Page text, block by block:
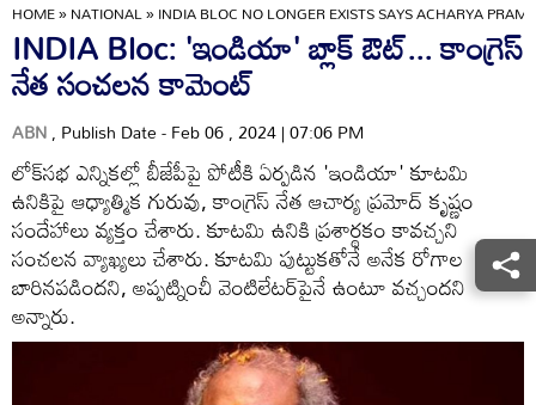
HOME»NATIONAL»INDIA BLOC NO LONGER EXISTS SAYS ACHARYA
INDIA Bloc: 'ఇండియా' బ్లాక్ ఔట్... కాంగ్రెస్
నేత సంచలన కామెంట్
ABN, Publish Date - Feb 06 , 2024 | 07:06 PM
లోక్‌సభ ఎన్నికల్లో బీజేపీపై పోటీకి ఏర్పడిన 'ఇండియా' కూటమి
ఉనికిపై ఆధ్యాత్మిక గురువు, కాంగ్రెస్ నేత ఆచార్య ప్రమోద్ కృష్ణం
సందేహాలు వ్యక్తం చేశారు. కూటమి ఉనికి ప్రశార్థకం కావచ్చని
సంచలన వ్యాఖ్యలు చేశారు. కూటమి పుట్టుకతోనే అనేక రోగాల
బారినపడిందని, అప్పట్నించీ వెంటిలేటర్‌పైనే ఉంటూ వచ్చందని
అన్నారు.